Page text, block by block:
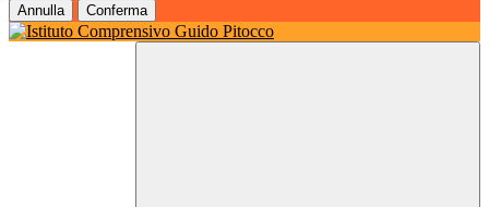
Annulla Conferma